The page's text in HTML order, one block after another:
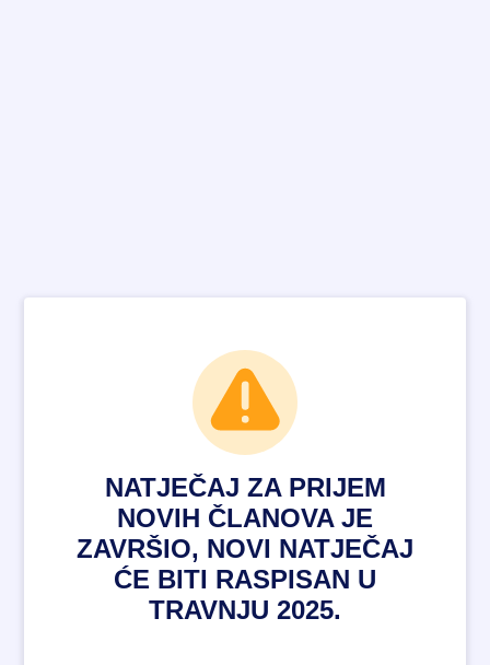
NATJEČAJ ZA PRIJEM
NOVIH ČLANOVA JE
ZAVRŠIO, NOVI NATJEČAJ
ĆE BITI RASPISAN U
TRAVNJU 2025.